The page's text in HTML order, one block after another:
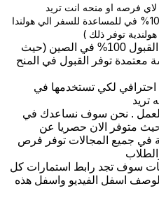
او منحه انت تريد
فرص مضمونة القبول 100% في للمساعدة للسفر الي هولندا
توفر ذلك )
نوفر منح دراسية مضمونة القبول 100% في الصين (حيث
توفر القبول في المنح
لكي تستخدمها في
. نحن سوف نساعدك في
الان حصريا عن
130 شركة في جميع المجالات توفر فرص
سوف تجد رابط استمارات كل
اسفل الفيديو واسفل هذه